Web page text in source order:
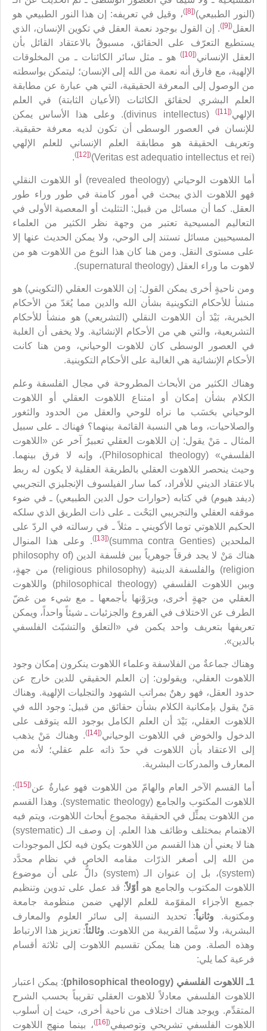
(النور الطبيعي)(
[8]
)، وقيل في تعريفه: إن هذا النور الطبيعي هو
العقل(
[9]
). إن القول بوجود نعمة العقل في تكوين الإنسان، الذي
يستطيع التعرّف على الحقائق، مسبوقٌ بالاعتقاد القائل بأن
العقل الإنساني(
[10]
) هو ـ مثل سائر الكائنات ـ من المخلوقات
الإلهية، مع فارق أنه نعمة من الله إلى الإنسان؛ ليتمكن بواسطته
من الوصول إلى المعرفة الحقيقية، التي هي عبارة عن مطابقة
العلم البشري لحقائق الكائنات (الأعيان الثابتة) في العلم
الإلهي(
[11]
)
(divinus intellectus). وعلى هذا الأساس يمكن
للإنسان في العصور الوسطى أن تكون لديه معرفة حقيقية.
وتعريف الحقيقة هو مطابقة العلم الإنساني للعلم الإلهي
(Veritas est adequatio intellectus et rei)
(
[12]
)
.
أما اللاهوت الوحياني (revealed theology) أو اللاهوت النقلي
فهو اللاهوت الذي يبحث في أمور كامنة في طور وراء طور
العقل. كما أن مسائل من قبيل: التثليث أو المعصية الأولى في
التعاليم المسيحية تعتبر من وجهة نظر الكثير من العلماء
المسيحيين مسائل تستند إلى الوحي، ولا يمكن الحديث عنها إلا
على مستوى النقل. ومن هنا كان هذا النوع من اللاهوت هو من
لاهوت ما وراء العقل (supernatural theology).
ومن ناحيةٍ أخرى يمكن القول: إن اللاهوت العقلي (التكويني) هو
منشأ للأحكام التكوينية بشأن الله والدين مما يُعَدّ من الأحكام
الخبرية، بَيْدَ أن اللاهوت النقلي (التشريعي) هو منشأ للأحكام
التشريعية، والتي هي من الأحكام الإنشائية. ولا يخفى أن الغلبة
في العصور الوسطى كان للاهوت الوحياني، ومن هنا كانت
الأحكام الإنشائية هي الغالبة على الأحكام التكوينية.
وهناك الكثير من الأبحاث المطروحة في مجال الفلسفة وعلم
الكلام بشأن إمكان أو امتناع اللاهوت العقلي أو اللاهوت
الوحياني بحَسَب ما نراه للوحي والعقل من الحدود والثغور
والصلاحيات، وما هي النسبة القائمة بينهما؟ فهناك ـ على سبيل
المثال ـ مَنْ يقول: إن اللاهوت العقلي تعبيرٌ آخر عن «اللاهوت
الفلسفي» (Philosophical theology)، وإنه لا فرق بينهما.
وحيث ينحصر اللاهوت العقلي بالطريقة العقلية لا يكون له ربط
بالاعتقاد الديني للأفراد، كما سار الفيلسوف الإنجليزي التجريبي
(ديفد هيوم) في كتابه (حوارات حول الدين الطبيعي) ـ في ضوء
موقفه العقلي والتجريبي البَحْت ـ على ذات الطريق الذي سلكه
الحكيم اللاهوتي توما الأكويني ـ مثلاً ـ في رسالته في الردّ على
الملحدين (summa contra Genties)
(
[13]
). وعلى هذا المنوال
هناك مَنْ لا يجد فرقاً جوهرياً بين فلسفة الدين (philosophy of
religion) والفلسفة الدينية (religious philosophy) من جهةٍ،
وبين اللاهوت الفلسفي (philosophical theology) واللاهوت
العقلي من جهةٍ أخرى، ويرَوْنها بأجمعها ـ مع شيء من غضّ
الطرف عن الاختلاف في الفروع والجزئيات ـ شيئاً واحداً، ويمكن
تعريفها بتعريف واحد يكمن في «التعلق والتشبّث الفلسفي
بالدين».
وهناك جماعةٌ من الفلاسفة وعلماء اللاهوت ينكرون إمكان وجود
اللاهوت العقلي، ويقولون: إن العلم الحقيقي للدين خارج عن
حدود العقل، فهو رهنٌ بمراتب الشهود والتجليات الإلهية. وهناك
مَنْ يقول بإمكانية الكلام بشأن حقائق من قبيل: وجود الله في
اللاهوت العقلي، بَيْدَ أن العلم الكامل بوجود الله يتوقف على
الدخول والخوض في اللاهوت الوحياني(
[14]
). وهناك مَنْ يذهب
إلى الاعتقاد بأن اللاهوت في حدّ ذاته علم عقلي؛ لأنه من
المعارف والمدركات البشرية.
أما القسم الآخر العام والهامّ من اللاهوت فهو عبارةٌ عن(
[15]
)
:
اللاهوت المكتوب والجامع (systematic theology). وهذا القسم
من اللاهوت يمثِّل في الحقيقة مجموع أبحاث اللاهوت، ويتم فيه
الاهتمام بمختلف وظائف هذا العلم. إن وصف الـ (systematic)
هنا لا يعني أن هذا القسم من اللاهوت يكون فيه لكل الموجودات
من الله إلى أصغر الذرّات مقامه الخاص في نظام محدَّد
(system)، بل إن عنوان الـ (system) دالٌّ على أن موضوع
اللاهوت المكتوب والجامع هو
أوّلاً: قد عمل على تدوين وتنظيم
جميع الأجزاء المقوّمة للعلم الإلهي ضمن منظومة جامعة
ومكتوبة. وثانياً: تحديد النسبة إلى سائر العلوم والمعارف
البشرية، ولا سيَّما القريبة من اللاهوت. وثالثاً: تعزيز هذا الارتباط
وهذه الصلة. ومن هنا يمكن تقسيم اللاهوت إلى ثلاثة أقسام
فرعية كما يلي:
1ـ اللاهوت الفلسفي ( philosophical theology
): يمكن اعتبار
اللاهوت الفلسفي معادلاً للاهوت العقلي تقريباً بحسب الشرح
المتقدِّم. ويوجد هناك اختلاف من ناحية أخرى، حيث إن أسلوب
اللاهوت الفلسفي تشريحي وتوصيفي(
[16]
)، بينما منهج اللاهوت